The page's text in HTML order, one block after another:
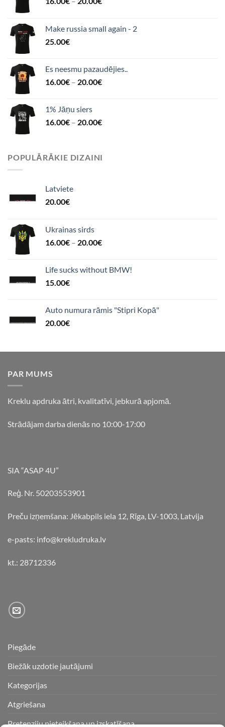
Make russia small again - 2
25.00€
Es neesmu pazaudējies..
16.00€ – 20.00€
1% Jāņu siers
16.00€ – 20.00€
POPULĀRĀKIE DIZAINI
Latviete
20.00€
Ukrainas sirds
16.00€ – 20.00€
Life sucks without BMW!
15.00€
Auto numura rāmis "Stipri Kopā"
20.00€
PAR MUMS
Kreklu apdruka ātri, kvalitatīvi, jebkurā apjomā.
Strādājam darba dienās no 10:00-17:00
SIA “ASAP 4U”
Reģ. Nr. 50203553901
Preču izņemšana: Jēkabpils iela 12, Rīga, LV-1003, Latvija
e-pasts: info@krekludruka.lv
kt.: 28712336
Piegāde
Biežāk uzdotie jautājumi
Kategorijas
Atgriešana
Pretenziju pieteikšana un izskatīšana